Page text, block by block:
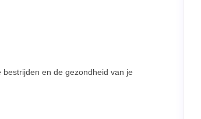
en de gezondheid van je